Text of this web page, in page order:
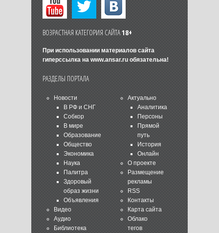
ВОЗРАСТНАЯ КАТЕГОРИЯ САЙТА18+
При использовании материалов сайта
гиперссылка на www.ansar.ruобязательна!
РАЗДЕЛЫ ПОРТАЛА
Новости
В РФ и СНГ
Собкор
В мире
Образование
Общество
Экономика
Наука
Палитра
Здоровый
образ жизни
Объявления
Видео
Аудио
Библиотека
Актуально
Аналитика
Персоны
Прямой
путь
История
Онлайн
О проекте
Размещение
рекламы
RSS
Контакты
Карта сайта
Облако
тегов